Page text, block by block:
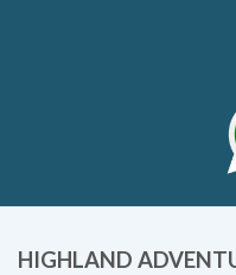
HIGHLAND